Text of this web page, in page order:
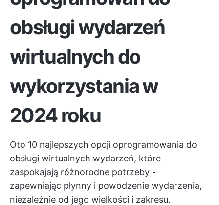
obsługi wydarzeń
wirtualnychdo
wykorzystania w
2024 roku
Oto 10 najlepszych opcji oprogramowania do
obsługi wirtualnych wydarzeń, które
zaspokajają różnorodne potrzeby -
zapewniając płynny i powodzenie wydarzenia,
niezależnie od jego wielkości i zakresu.